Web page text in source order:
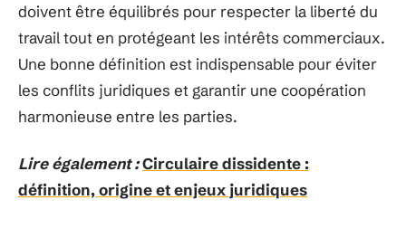
doivent être équilibrés pour respecter la liberté du
travail tout en protégeant les intérêts commerciaux.
Une bonne définition est indispensable pour éviter
les conflits juridiques et garantir une coopération
harmonieuse entre les parties.
Lire également :Circulaire dissidente :
définition, origine et enjeux juridiques